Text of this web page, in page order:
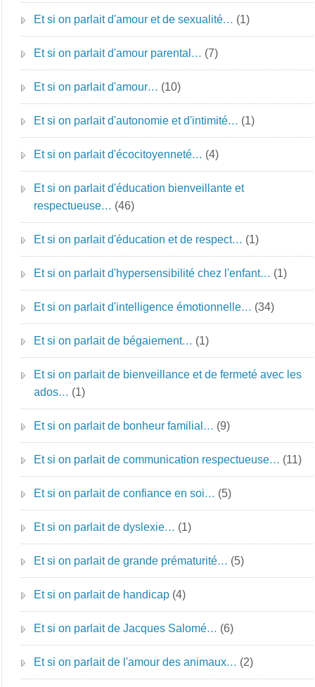
Et si on parlait d'amour et de sexualité… (1)
Et si on parlait d'amour parental… (7)
Et si on parlait d'amour… (10)
Et si on parlait d'autonomie et d'intimité… (1)
Et si on parlait d'écocitoyenneté… (4)
Et si on parlait d'éducation bienveillante et
respectueuse… (46)
Et si on parlait d'éducation et de respect… (1)
Et si on parlait d'hypersensibilité chez l'enfant… (1)
Et si on parlait d'intelligence émotionnelle… (34)
Et si on parlait de bégaiement… (1)
Et si on parlait de bienveillance et de fermeté avec les
ados… (1)
Et si on parlait de bonheur familial… (9)
Et si on parlait de communication respectueuse… (11)
Et si on parlait de confiance en soi… (5)
Et si on parlait de dyslexie… (1)
Et si on parlait de grande prématurité… (5)
Et si on parlait de handicap (4)
Et si on parlait de Jacques Salomé… (6)
Et si on parlait de l'amour des animaux… (2)